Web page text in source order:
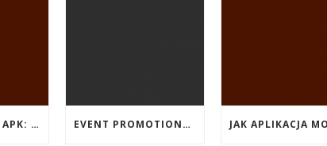
PINCO CASINO APK: OYUN SEÇIMLƏRININ İCMALI EVENT PROMOTIONS AT HIGHEST PAYING ONLINE CASINOS WITH BEST RTP